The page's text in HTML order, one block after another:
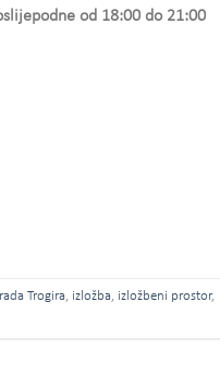
od 18:00 do 21:00
Trogira, izložba, izložbeni prostor,